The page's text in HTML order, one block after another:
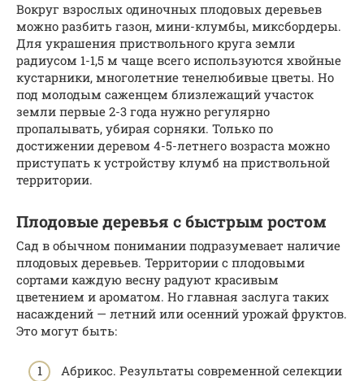
Вокруг взрослых одиночных плодовых деревьев
можно разбить газон, мини-клумбы, миксбордеры.
Для украшения приствольного круга земли
радиусом 1-1,5 м чаще всего используются хвойные
кустарники, многолетние тенелюбивые цветы. Но
под молодым саженцем близлежащий участок
земли первые 2-3 года нужно регулярно
пропалывать, убирая сорняки. Только по
достижении деревом 4-5-летнего возраста можно
приступать к устройству клумб на приствольной
территории.
Плодовые деревья с быстрым ростом
Сад в обычном понимании подразумевает наличие
плодовых деревьев. Территории с плодовыми
сортами каждую весну радуют красивым
цветением и ароматом. Но главная заслуга таких
насаждений — летний или осенний урожай фруктов.
Это могут быть:
Абрикос. Результаты современной селекции